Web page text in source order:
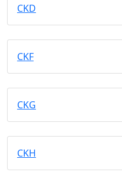
CKD
CKF
CKG
CKH